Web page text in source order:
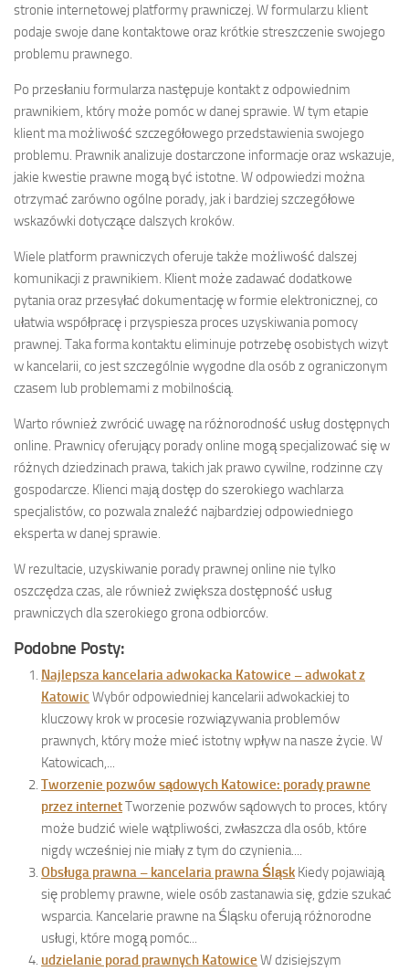
stronie internetowej platformy prawniczej. W formularzu klient
podaje swoje dane kontaktowe oraz krótkie streszczenie swojego
problemu prawnego.
Po przesłaniu formularza następuje kontakt z odpowiednim
prawnikiem, który może pomóc w danej sprawie. W tym etapie
klient ma możliwość szczegółowego przedstawienia swojego
problemu. Prawnik analizuje dostarczone informacje oraz wskazuje,
jakie kwestie prawne mogą być istotne. W odpowiedzi można
otrzymać zarówno ogólne porady, jak i bardziej szczegółowe
wskazówki dotyczące dalszych kroków.
Wiele platform prawniczych oferuje także możliwość dalszej
komunikacji z prawnikiem. Klient może zadawać dodatkowe
pytania oraz przesyłać dokumentację w formie elektronicznej, co
ułatwia współpracę i przyspiesza proces uzyskiwania pomocy
prawnej. Taka forma kontaktu eliminuje potrzebę osobistych wizyt
w kancelarii, co jest szczególnie wygodne dla osób z ograniczonym
czasem lub problemami z mobilnością.
Warto również zwrócić uwagę na różnorodność usług dostępnych
online. Prawnicy oferujący porady online mogą specjalizować się w
różnych dziedzinach prawa, takich jak prawo cywilne, rodzinne czy
gospodarcze. Klienci mają dostęp do szerokiego wachlarza
specjalistów, co pozwala znaleźć najbardziej odpowiedniego
eksperta w danej sprawie.
W rezultacie, uzyskiwanie porady prawnej online nie tylko
oszczędza czas, ale również zwiększa dostępność usług
prawniczych dla szerokiego grona odbiorców.
Podobne Posty:
Najlepsza kancelaria adwokacka Katowice – adwokat z
Katowic Wybór odpowiedniej kancelarii adwokackiej to
kluczowy krok w procesie rozwiązywania problemów
prawnych, który może mieć istotny wpływ na nasze życie. W
Katowicach,...
Tworzenie pozwów sądowych Katowice: porady prawne
przez internetTworzenie pozwów sądowych to proces, który
może budzić wiele wątpliwości, zwłaszcza dla osób, które
nigdy wcześniej nie miały z tym do czynienia....
Obsługa prawna – kancelaria prawna Śląsk Kiedy pojawiają
się problemy prawne, wiele osób zastanawia się, gdzie szukać
wsparcia. Kancelarie prawne na Śląsku oferują różnorodne
usługi, które mogą pomóc...
udzielanie porad prawnych Katowice W dzisiejszym